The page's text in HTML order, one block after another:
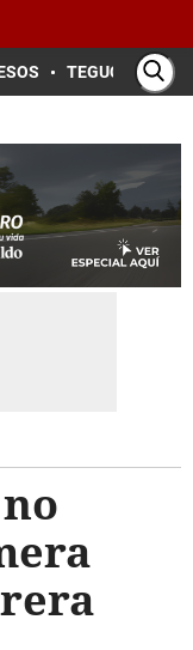
TEGUCIGALPA